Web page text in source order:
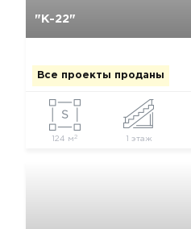
"К-22"
Все проекты проданы
124 м 2 1 этаж